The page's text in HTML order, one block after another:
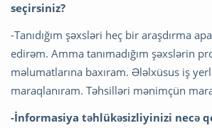
seçirsiniz?
-Tanıdığım şəxsləri heç bir araşdırma
edirəm. Amma tanımadığım şəxslərin
məlumatlarına baxıram. Ələlxüsus iş
maraqlanıram. Təhsilləri mənimçün
-İnformasiya təhlükəsizliyinizi necə